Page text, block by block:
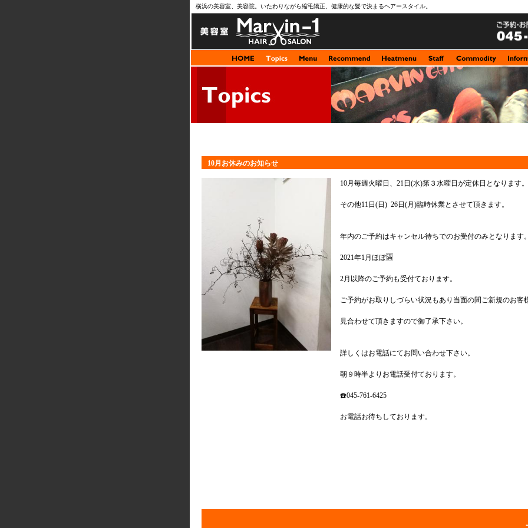
横浜の美容室、美容院。いたわりながら縮毛矯正、健康的な髪で決まるヘアースタイル。
10月お休みのお知らせ
10月毎週火曜日、21日(水)第３水曜日が定休日となります。
その他11日(日) 26日(月)臨時休業とさせて頂きます。
年内のご予約はキャンセル待ちでのお受付のみとなります
2021年1月ほぼ🈵
2月以降のご予約も受付ております。
ご予約がお取りしづらい状況もあり当面の間ご新規のお客
見合わせて頂きますので御了承下さい。
詳しくはお電話にてお問い合わせ下さい。
朝９時半よりお電話受付ております。
☎️045-761-6425
お電話お待ちしております。